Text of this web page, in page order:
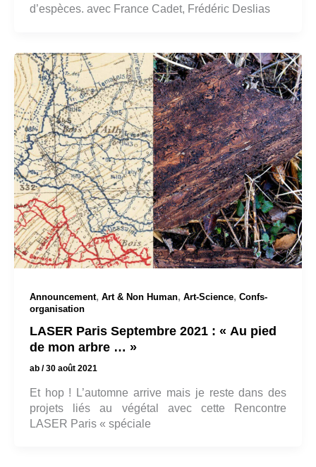
d’espèces. avec France Cadet, Frédéric Deslias
Announcement, Art & Non Human, Art-Science, Confs-
organisation
LASER Paris Septembre 2021 : « Au pied
de mon arbre … »
ab /30 août 2021
Et hop ! L’automne arrive mais je reste dans des
projets liés au végétal avec cette Rencontre
LASER Paris « spéciale